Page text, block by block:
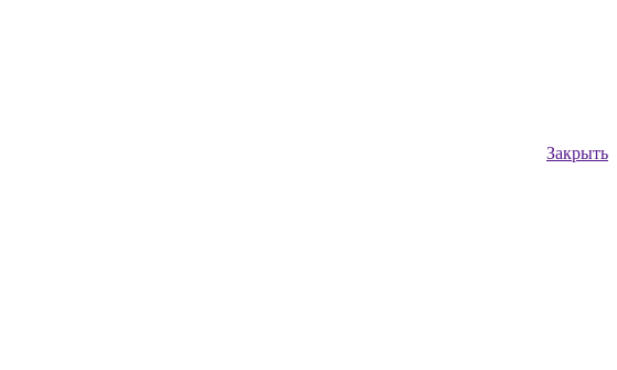
Закрыть